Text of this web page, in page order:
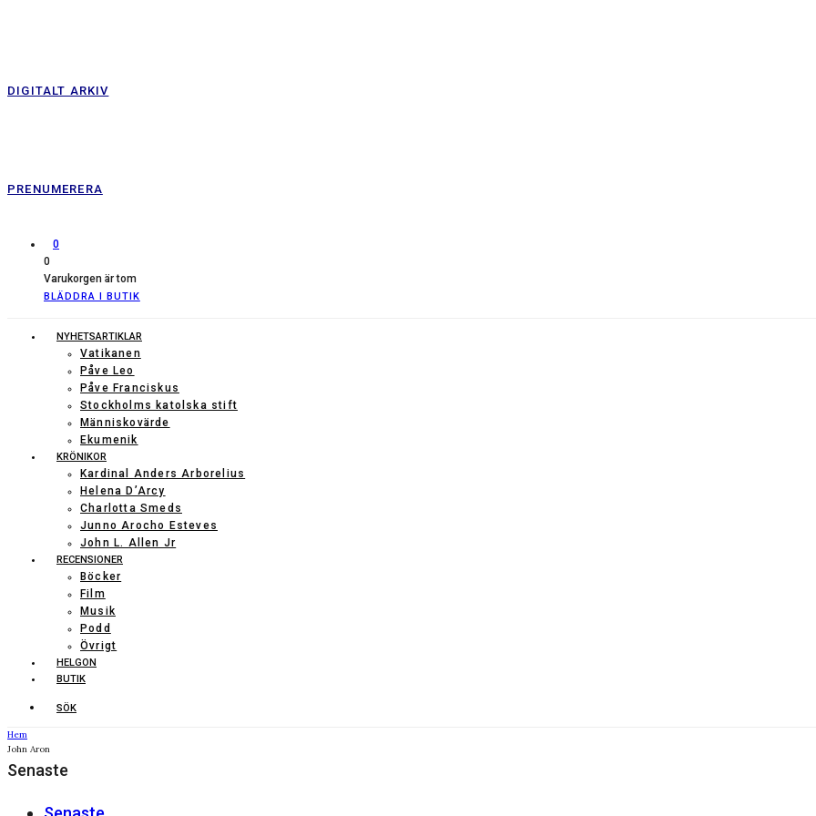
DIGITALT ARKIV
PRENUMERERA
0
0
Varukorgen är tom
BLÄDDRA I BUTIK
NYHETSARTIKLAR
Vatikanen
Påve Leo
Påve Franciskus
Stockholms katolska stift
Människovärde
Ekumenik
KRÖNIKOR
Kardinal Anders Arborelius
Helena D’Arcy
Charlotta Smeds
Junno Arocho Esteves
John L. Allen Jr
RECENSIONER
Böcker
Film
Musik
Podd
Övrigt
HELGON
BUTIK
SÖK
Hem
John Aron
Senaste